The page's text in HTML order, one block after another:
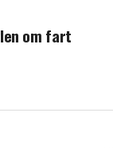
om fart